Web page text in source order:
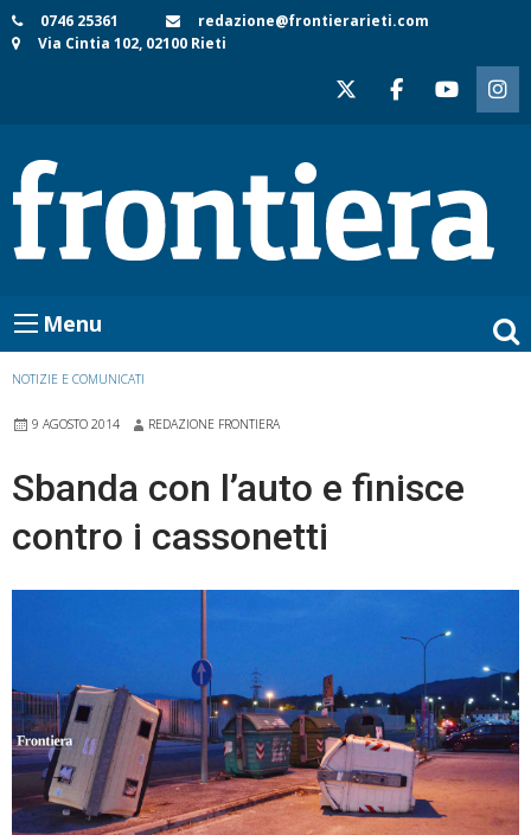
Skip
to
0746 25361
redazione@frontierarieti.com
Via Cintia 102, 02100 Rieti
Menu
NOTIZIE E COMUNICATI
9 AGOSTO 2014 REDAZIONE FRONTIERA
Sbanda con l’auto e finisce
contro i cassonetti